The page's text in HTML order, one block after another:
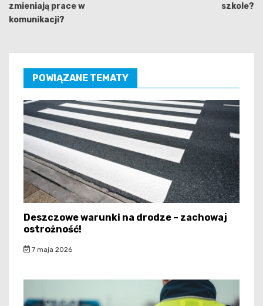
zmieniają prace w
komunikacji?
szkole?
POWIĄZANE TEMATY
Deszczowe warunki na drodze – zachowaj
ostrożność!
7 maja 2026